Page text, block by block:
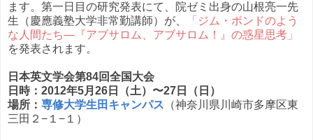
ます。第一日目の研究発表にて、院ゼミ出身の山根亮一先
生（慶應義塾大学非常勤講師）が、
「ジム・ボンドのよう
な人間たち—『アブサロム、アブサロム！』の惑星思考」
を発表されます。
日本英文学会第84回全国大会
日時：2012年5月26日（土）〜27日（日）
場所： 専修大学生田キャンパス （神奈川県川崎市多摩区東
三田２−１−１）